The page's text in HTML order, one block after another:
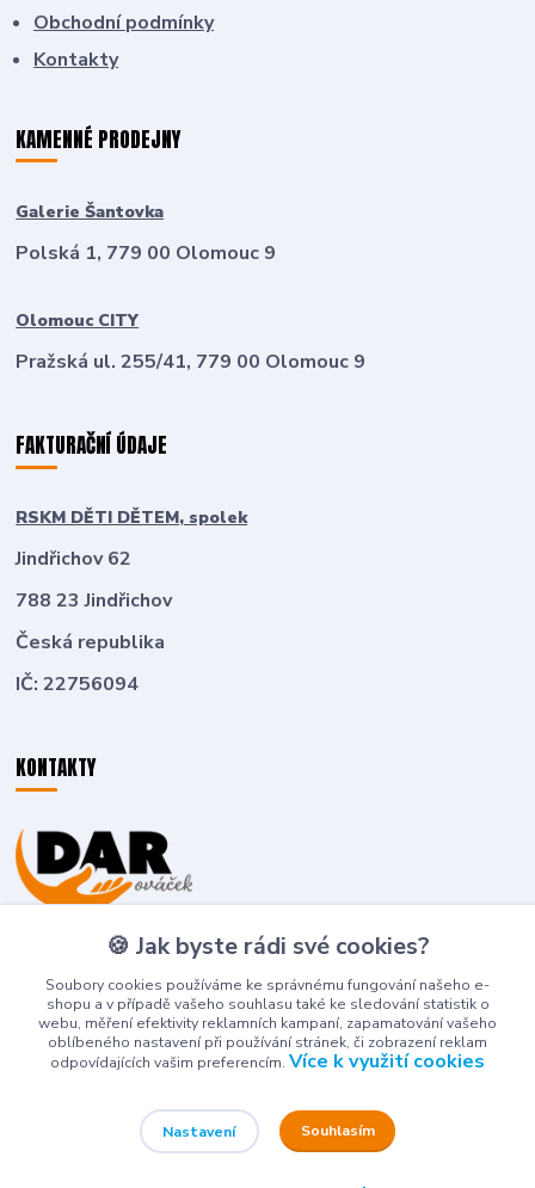
Obchodní podmínky
Kontakty
KAMENNÉ PRODEJNY
Galerie Šantovka
Polská 1, 779 00 Olomouc 9
Olomouc CITY
Pražská ul. 255/41, 779 00 Olomouc 9
FAKTURAČNÍ ÚDAJE
RSKM DĚTI DĚTEM, spolek
Jindřichov 62
788 23 Jindřichov
Česká republika
IČ: 22756094
KONTAKTY
+420 774 636 266
deti-detem@seznam.cz
🍪 Jak byste rádi své cookies?
Soubory cookies používáme ke správnému fungování našeho e-
shopu a v případě vašeho souhlasu také ke sledování statistik o
webu, měření efektivity reklamních kampaní, zapamatování vašeho
oblíbeného nastavení při používání stránek, či zobrazení reklam
odpovídajících vašim preferencím. Více k využití cookies
Nastavení Souhlasím